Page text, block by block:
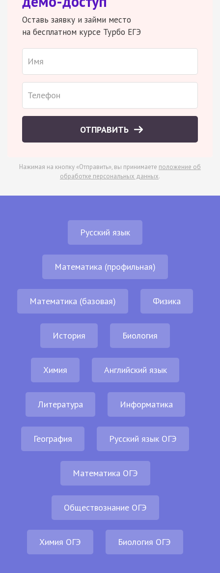
Оставь заявку и займи место
на бесплатном курсе Турбо ЕГЭ
ОТПРАВИТЬ
Нажимая на кнопку «Отправить», вы принимаете положение об
обработке персональных данных.
Русский язык
Математика (профильная)
Математика (базовая) Физика
История Биология
Химия Английский язык
Литература Информатика
География Русский язык ОГЭ
Математика ОГЭ
Обществознание ОГЭ
Химия ОГЭ Биология ОГЭ